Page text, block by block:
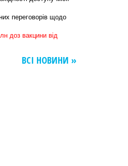
переговорів щодо
доз вакцини від
ВСІ НОВИНИ »